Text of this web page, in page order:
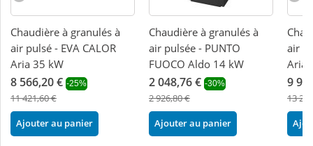
Chaudière à granulés à
air pulsé - EVA CALOR
Aria 35 kW
8 566,20 € -25%
11 421,60 €
Ajouter au panier
Chaudière à granulés à
air pulsée - PUNTO
FUOCO Aldo 14 kW
2 048,76 € -30%
2 926,80 €
Ajouter au panier
air
Aria
9
13